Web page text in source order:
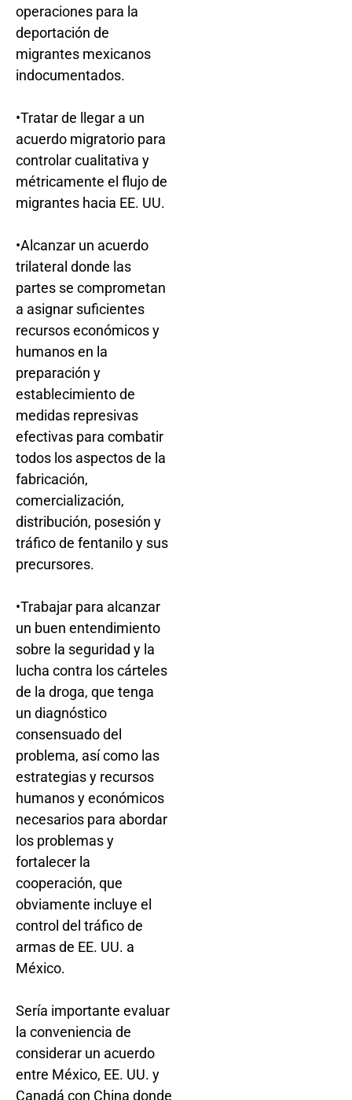
operaciones para la
deportación de
migrantes mexicanos
indocumentados.
•Tratar de llegar a un
acuerdo migratorio para
controlar cualitativa y
métricamente el flujo de
migrantes hacia EE. UU.
•Alcanzar un acuerdo
trilateral donde las
partes se comprometan
a asignar suficientes
recursos económicos y
humanos en la
preparación y
establecimiento de
medidas represivas
efectivas para combatir
todos los aspectos de la
fabricación,
comercialización,
distribución, posesión y
tráfico de fentanilo y sus
precursores.
•Trabajar para alcanzar
un buen entendimiento
sobre la seguridad y la
lucha contra los cárteles
de la droga, que tenga
un diagnóstico
consensuado del
problema, así como las
estrategias y recursos
humanos y económicos
necesarios para abordar
los problemas y
fortalecer la
cooperación, que
obviamente incluye el
control del tráfico de
armas de EE. UU. a
México.
Sería importante evaluar
la conveniencia de
considerar un acuerdo
entre México, EE. UU. y
Canadá con China donde